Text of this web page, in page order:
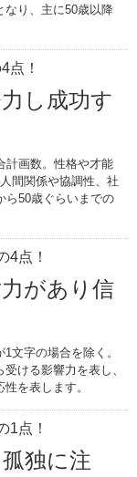
なり、主に50歳以降
点！
し成功す
計画数。性格や才能
間関係や協調性、社
ら50歳ぐらいまでの
4点！
があり信
文字の場合を除く。
ける影響力を表し、
を表します。
1点！
独に注